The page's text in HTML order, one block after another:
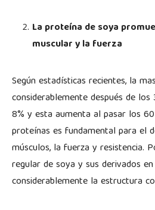
La proteína de soya
muscular y la fuerza
Según estadísticas recientes, la
considerablemente después de
8% y esta aumenta al pasar los
proteínas es fundamental para el
músculos, la fuerza y resistencia.
regular de soya y sus derivados
considerablemente la estructura